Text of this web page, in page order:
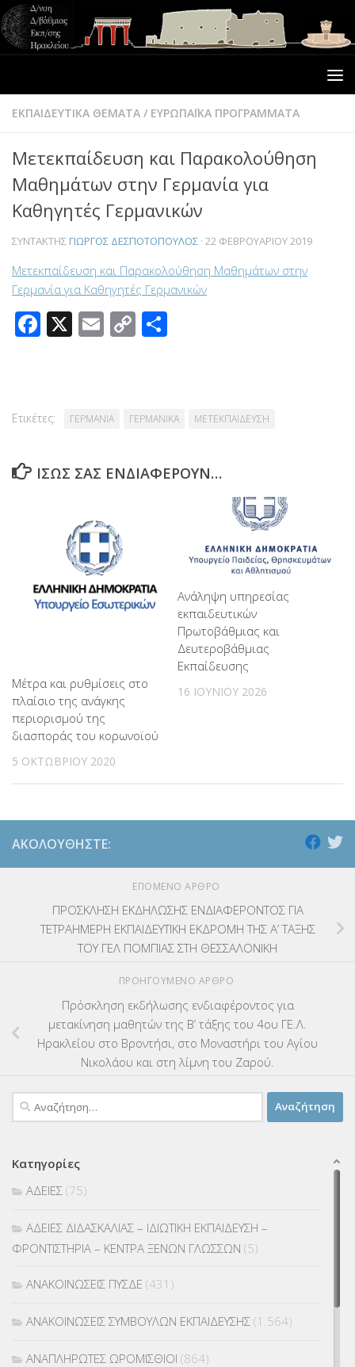
ΕΚΠΑΙΔΕΥΤΙΚΑ ΘΕΜΑΤΑ / ΕΥΡΩΠΑΪΚΑ ΠΡΟΓΡΑΜΜΑΤΑ
Μετεκπαίδευση και Παρακολούθηση
Μαθημάτων στην Γερμανία για
Καθηγητές Γερμανικών
ΣΥΝΤΆΚΤΗΣ ΓΙΏΡΓΟΣ ΔΕΣΠΟΤΌΠΟΥΛΟΣ · 22 ΦΕΒΡΟΥΑΡΊΟΥ 2019
Μετεκπαίδευση και Παρακολούθηση Μαθημάτων στην
Γερμανία για Καθηγητές Γερμανικών
Facebook
X Email
Copy
Ετικέτες: ΓΕΡΜΑΝΙΑ ΓΕΡΜΑΝΙΚΑ ΜΕΤΕΚΠΑΙΔΕΥΣΗ
ΊΣΩΣ ΣΑΣ ΕΝΔΙΑΦΈΡΟΥΝ…
Μέτρα και ρυθμίσεις στο
πλαίσιο της ανάγκης
περιορισμού της
διασποράς του κορωνοϊού
5 ΟΚΤΩΒΡΊΟΥ 2020
Ανάληψη υπηρεσίας
εκπαιδευτικών
Πρωτοβάθμιας και
Δευτεροβάθμιας
Εκπαίδευσης
16 ΙΟΥΝΊΟΥ 2026
ΑΚΟΛΟΥΘΉΣΤΕ:
ΕΠΌΜΕΝΟ ΆΡΘΡΟ
ΠΡΟΣΚΛΗΣΗ ΕΚΔΗΛΩΣΗΣ ΕΝΔΙΑΦΕΡΟΝΤΟΣ ΓΙΑ
ΤΕΤΡΑΗΜΕΡΗ ΕΚΠΑΙΔΕΥΤΙΚΗ ΕΚΔΡΟΜΗ ΤΗΣ Α’ ΤΑΞΗΣ
ΤΟΥ ΓΕΛ ΠΟΜΠΙΑΣ ΣΤΗ ΘΕΣΣΑΛΟΝΙΚΗ
ΠΡΟΗΓΟΎΜΕΝΟ ΆΡΘΡΟ
Πρόσκληση εκδήλωσης ενδιαφέροντος για
μετακίνηση μαθητών της Β’ τάξης του 4ου ΓΕ.Λ.
Ηρακλείου στo Βροντήσι, στο Μοναστήρι του Αγίου
Νικολάου και στη λίμνη του Ζαρού.
Αναζήτηση
για:
Κατηγορίες
ΑΔΕΙΕΣ (75)
ΑΔΕΙΕΣ ΔΙΔΑΣΚΑΛΙΑΣ – ΙΔΙΩΤΙΚΗ ΕΚΠΑΙΔΕΥΣΗ –
ΦΡΟΝΤΙΣΤΗΡΙΑ – ΚΕΝΤΡΑ ΞΕΝΩΝ ΓΛΩΣΣΩΝ (5)
ΑΝΑΚΟΙΝΩΣΕΙΣ ΠΥΣΔΕ (431)
ΑΝΑΚΟΙΝΩΣΕΙΣ ΣΥΜΒΟΥΛΩΝ ΕΚΠΑΙΔΕΥΣΗΣ (1.564)
ΑΝΑΠΛΗΡΩΤΕΣ ΩΡΟΜΙΣΘΙΟΙ (864)